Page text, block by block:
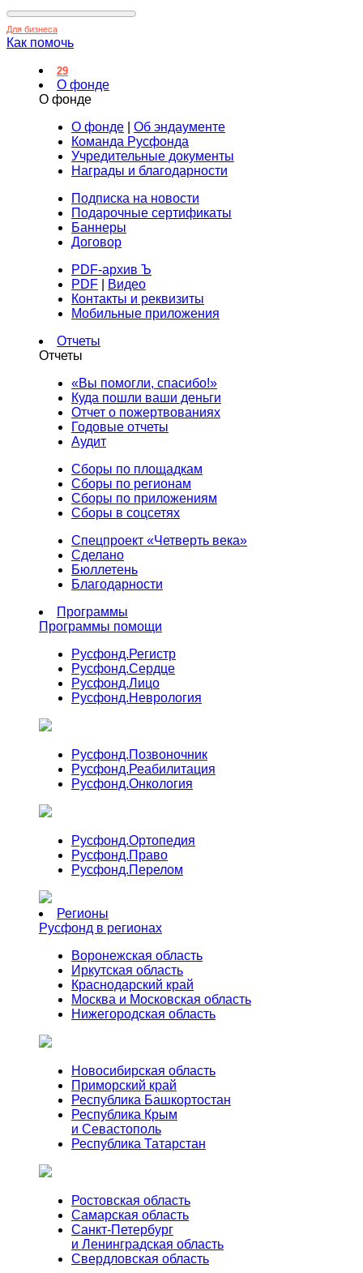
Для бизнеса
Как помочь
29
О фонде
О фонде
О фонде
Об эндаументе
Команда Русфонда
Учредительные документы
Награды и благодарности
Подписка на новости
Подарочные сертификаты
Баннеры
Договор
PDF-архив Ъ
PDF
Видео
Контакты и реквизиты
Мобильные приложения
Отчеты
Отчеты
«Вы помогли, спасибо!»
Куда пошли ваши деньги
Отчет о пожертвованиях
Годовые отчеты
Аудит
Сборы по площадкам
Сборы по регионам
Сборы по приложениям
Сборы в соцсетях
Спецпроект «Четверть века»
Сделано
Бюллетень
Благодарности
Программы
Программы помощи
Русфонд.Регистр
Русфонд.Сердце
Русфонд.Лицо
Русфонд.Неврология
Русфонд.Позвоночник
Русфонд.Реабилитация
Русфонд.Онкология
Русфонд.Ортопедия
Русфонд.Право
Русфонд.Перелом
Регионы
Русфонд в регионах
Воронежская область
Иркутская область
Краснодарский край
Москва и Московская область
Нижегородская область
Новосибирская область
Приморский край
Республика Башкортостан
Республика Крым
и Севастополь
Республика Татарстан
Ростовская область
Самарская область
Санкт-Петербург
и Ленинградская область
Свердловская область